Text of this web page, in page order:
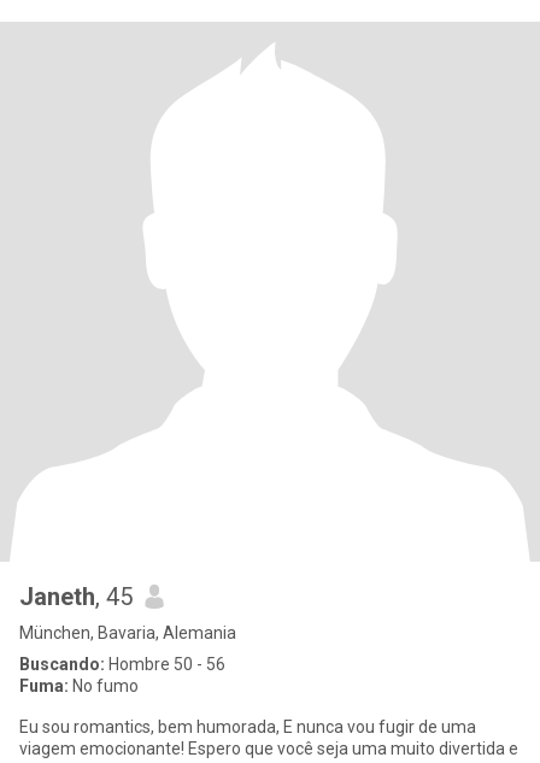
Janeth, 45
München, Bavaria, Alemania
Buscando: Hombre 50 - 56
Fuma: No fumo
Eu sou romantics, bem humorada, E nunca vou fugir de uma
viagem emocionante! Espero que você seja uma muito divertida e